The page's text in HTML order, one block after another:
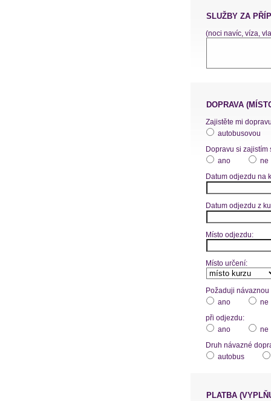
SLUŽBY ZA
(noci navíc, víza,
DOPRAVA
Zajistěte mi
autobusovou
Dopravu si zajistím
ano
ne
Datum odjezdu na
Datum odjezdu z
Místo odjezdu:
Místo určení:
Požaduji
ano
ne
při odjezdu:
ano
ne
Druh návazné
autobus
PLATBA